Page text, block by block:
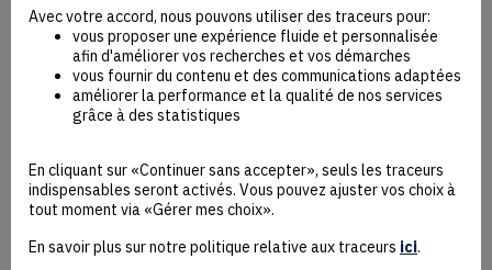
Contact
Mentions Légales
CGU
Protection des données
Avec votre accord, nous pouvons utiliser des traceurs pour:
vous proposer une expérience fluide et personnalisée
afin d'améliorer vos recherches et vos démarches
vous fournir du contenu et des communications adaptées
améliorer la performance et la qualité de nos services
grâce à des statistiques
En cliquant sur «Continuer sans accepter», seuls les traceurs
indispensables seront activés. Vous pouvez ajuster vos choix à
tout moment via «Gérer mes choix».
En savoir plus sur notre politique relative aux traceurs ici.